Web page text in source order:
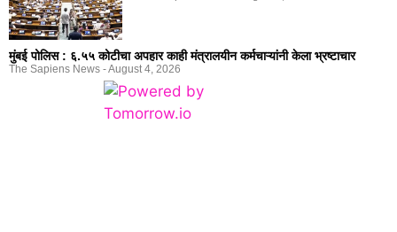
मुंबई पोलिस : ६.५५ कोटीचा अपहार काही मंत्रालयीन कर्मचाऱ्यांनी केला भ्रष्टाचार
The Sapiens News August 4, 2026